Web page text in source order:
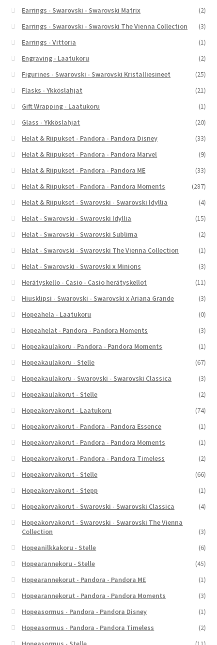
Earrings - Swarovski - Swarovski Matrix
(2)
Earrings - Swarovski - Swarovski The Vienna Collection
(3)
Earrings - Vittoria
(1)
Engraving - Laatukoru
(2)
Figurines - Swarovski - Swarovski Kristalliesineet
(25)
Flasks - Ykköslahjat
(21)
Gift Wrapping - Laatukoru
(1)
Glass - Ykköslahjat
(20)
Helat & Riipukset - Pandora - Pandora Disney
(33)
Helat & Riipukset - Pandora - Pandora Marvel
(9)
Helat & Riipukset - Pandora - Pandora ME
(33)
Helat & Riipukset - Pandora - Pandora Moments
(287)
Helat & Riipukset - Swarovski - Swarovski Idyllia
(4)
Helat - Swarovski - Swarovski Idyllia
(15)
Helat - Swarovski - Swarovski Sublima
(2)
Helat - Swarovski - Swarovski The Vienna Collection
(1)
Helat - Swarovski - Swarovski x Minions
(3)
Herätyskello - Casio - Casio herätyskellot
(11)
Hiusklipsi - Swarovski - Swarovski x Ariana Grande
(3)
Hopeahela - Laatukoru
(0)
Hopeahelat - Pandora - Pandora Moments
(3)
Hopeakaulakoru - Pandora - Pandora Moments
(1)
Hopeakaulakoru - Stelle
(67)
Hopeakaulakoru - Swarovski - Swarovski Classica
(3)
Hopeakaulakorut - Stelle
(2)
Hopeakorvakorut - Laatukoru
(74)
Hopeakorvakorut - Pandora - Pandora Essence
(1)
Hopeakorvakorut - Pandora - Pandora Moments
(1)
Hopeakorvakorut - Pandora - Pandora Timeless
(2)
Hopeakorvakorut - Stelle
(66)
Hopeakorvakorut - Stepp
(1)
Hopeakorvakorut - Swarovski - Swarovski Classica
(4)
Hopeakorvakorut - Swarovski - Swarovski The Vienna
Collection
(3)
Hopeanilkkakoru - Stelle
(6)
Hopearannekoru - Stelle
(45)
Hopearannekorut - Pandora - Pandora ME
(1)
Hopearannekorut - Pandora - Pandora Moments
(3)
Hopeasormus - Pandora - Pandora Disney
(1)
Hopeasormus - Pandora - Pandora Timeless
(2)